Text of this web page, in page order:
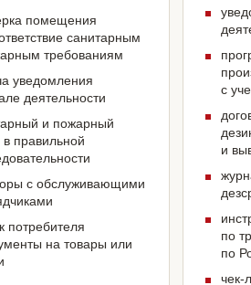
помещения
санитарным
требованиям
уведомления
деятельности
и пожарный
в правильной
с обслуживающими
потребителя
на товары или
с
и
по
по
чек-